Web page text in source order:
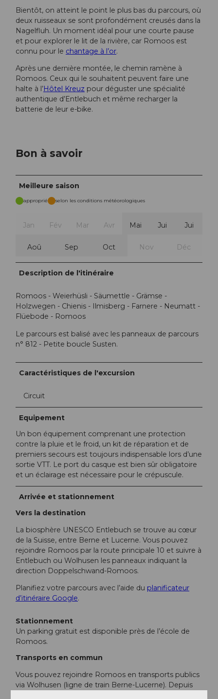
Bientôt, on atteint le point le plus bas du parcours, où
deux ruisseaux se sont profondément creusés dans la
Nagelfluh. Un moment idéal pour une courte pause
et pour explorer le lit de la rivière, car Romoos est
connu pour le chantage à l’or.
Après une dernière montée, le chemin ramène à
Romoos. Ceux qui le souhaitent peuvent faire une
halte à l’Hôtel Kreuz pour déguster une spécialité
authentique d’Entlebuch et même recharger la
batterie de leur e-bike.
Bon à savoir
Meilleure saison
approprié selon les conditions météorologiques
Jan Fév Mar Avr Mai Jui Jui
Aoû Sep Oct Nov Déc
Description de l'itinéraire
Romoos - Weierhüsli - Säumettle - Grämse -
Holzwegen - Chienis - Ilmisberg - Farnere - Neumatt -
Flüebode - Romoos
Le parcours est balisé avec les panneaux de parcours
n° 812 - Petite boucle Susten.
Caractéristiques de l'excursion
Circuit
Equipement
Un bon équipement comprenant une protection
contre la pluie et le froid, un kit de réparation et de
premiers secours est toujours indispensable lors d’une
sortie VTT. Le port du casque est bien sûr obligatoire
et un éclairage est nécessaire pour le crépuscule.
Arrivée et stationnement
Vers la destination
La biosphère UNESCO Entlebuch se trouve au cœur
de la Suisse, entre Berne et Lucerne. Vous pouvez
rejoindre Romoos par la route principale 10 et suivre à
Entlebuch ou Wolhusen les panneaux indiquant la
direction Doppelschwand-Romoos.
Planifiez votre parcours avec l’aide du planificateur
d’itinéraire Google.
Stationnement
Un parking gratuit est disponible près de l’école de
Romoos.
Transports en commun
Vous pouvez rejoindre Romoos en transports publics
via Wolhusen (ligne de train Berne-Lucerne). Depuis